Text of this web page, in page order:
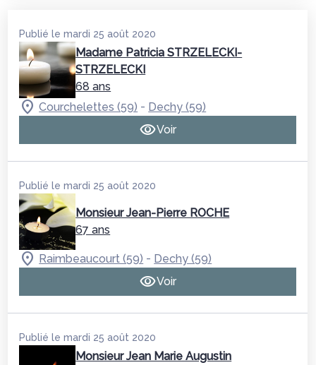
Publié le mardi 25 août 2020
Madame Patricia STRZELECKI-
STRZELECKI
68 ans
Courchelettes (59) - Dechy (59)
Voir
Publié le mardi 25 août 2020
Monsieur Jean-Pierre ROCHE
67 ans
Raimbeaucourt (59) - Dechy (59)
Voir
Publié le mardi 25 août 2020
Monsieur Jean Marie Augustin